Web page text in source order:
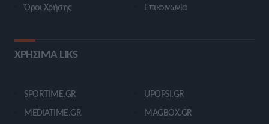
Όροι Χρήσης
Επικοινωνία
ΧΡΗΣΙΜΑ LIKS
SPORTIME.GR
MEDIATIME.GR
UPOPSI.GR
MAGBOX.GR